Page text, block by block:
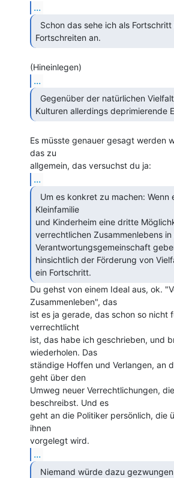
...
Fortschreiten an.
...
Kulturen allerdings deprimierende
Es müsste genauer gesagt werden
das zu
...
Kleinfamilie
und Kinderheim eine dritte
verrechtlichen Zusammenlebens in
Verantwortungsgemeinschaft
hinsichtlich der Förderung von
ein Fortschritt.
Du gehst von einem Ideal aus, ok.
Zusammenleben", das
ist es ja gerade, das schon so nicht
verrechtlicht
ist, das habe ich geschrieben, und
wiederholen. Das
ständige Hoffen und Verlangen, an
geht über den
Umweg neuer Verrechtlichungen,
beschreibst. Und es
geht an die Politiker persönlich, die
ihnen
...